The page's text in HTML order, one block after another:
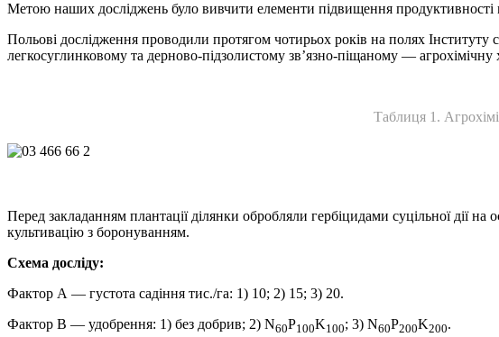
Метою наших досліджень було вивчити елементи підвищення продуктивності
Польові дослідження проводили протягом чотирьох років на полях
легкосуглинковому та дерново-підзолистому зв’язно-піщаному — агрохімічну
Таблиця 1.
Перед закладанням плантації ділянки обробляли гербіцидами суцільної дії
культивацію з боронуванням.
Схема досліду:
Фактор А — густота садіння тис./га: 1) 10; 2) 15; 3) 20.
Фактор В — удобрення: 1) без добрив; 2) N60P100K100; 3) N60P200K200.